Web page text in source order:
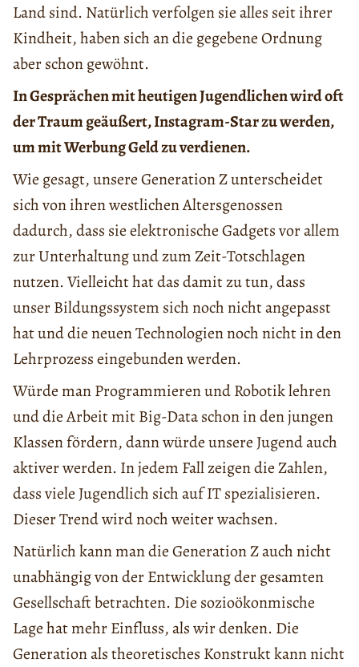
Land sind. Natürlich verfolgen sie alles seit ihrer
Kindheit, haben sich an die gegebene Ordnung
aber schon gewöhnt.
In Gesprächen mit heutigen Jugendlichen wird oft
der Traum geäußert, Instagram-Star zu werden,
um mit Werbung Geld zu verdienen.
Wie gesagt, unsere Generation Z unterscheidet
sich von ihren westlichen Altersgenossen
dadurch, dass sie elektronische Gadgets vor allem
zur Unterhaltung und zum Zeit-Totschlagen
nutzen. Vielleicht hat das damit zu tun, dass
unser Bildungssystem sich noch nicht angepasst
hat und die neuen Technologien noch nicht in den
Lehrprozess eingebunden werden.
Würde man Programmieren und Robotik lehren
und die Arbeit mit Big-Data schon in den jungen
Klassen fördern, dann würde unsere Jugend auch
aktiver werden. In jedem Fall zeigen die Zahlen,
dass viele Jugendlich sich auf IT spezialisieren.
Dieser Trend wird noch weiter wachsen.
Natürlich kann man die Generation Z auch nicht
unabhängig von der Entwicklung der gesamten
Gesellschaft betrachten. Die sozioökonmische
Lage hat mehr Einfluss, als wir denken. Die
Generation als theoretisches Konstrukt kann nicht